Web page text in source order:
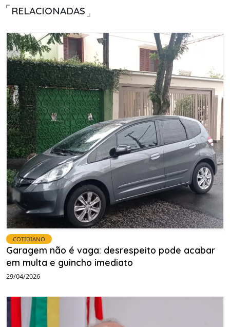
RELACIONADAS
COTIDIANO
Garagem não é vaga: desrespeito pode acabar
em multa e guincho imediato
29/04/2026